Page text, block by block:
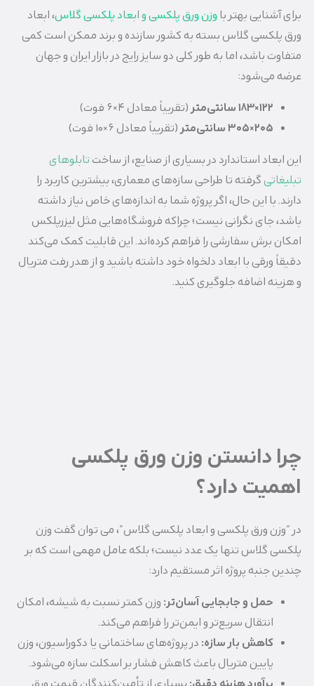
برای آشنایی بهتر با وزن ورق پلکسی و ابعاد پلکسی گلاس، ابعاد
ورق پلکسی گلاس بسته به کشور سازنده و برند ممکن است کمی
متفاوت باشد، اما به طور کلی دو سایز رایج در بازار ایران و جهان
عرضه می‌شود:
122×183 سانتی‌متر (تقریباً معادل 4×6 فوت)
205×305
سانتی‌متر (تقریباً معادل 6×10 فوت)
این ابعاد استاندارد در بسیاری از صنایع، از ساخت تابلوهای
تبلیغاتیگرفته تا طراحی سازه‌های معماری، بیشترین کاربرد را
دارند. با این حال، اگر پروژه شما به اندازه‌های خاص نیاز داشته
باشد، جای نگرانی نیست؛ چراکه فروشگاه‌هایی مثل لیزرپلکس
امکان برش سفارشی را فراهم کرده‌اند. این قابلیت کمک می‌کند
دقیقاً ورقی با ابعاد دلخواه خود داشته باشید و از هدر رفت متریال
و هزینه اضافه جلوگیری کنید.
چرا دانستن وزن ورق پلکسی
اهمیت دارد؟
در “وزن ورق پلکسی و ابعاد پلکسی گلاس”، می توان گفت وزن
پلکسی گلاس تنها یک عدد نیست؛ بلکه عامل مهمی است که بر
چندین جنبه پروژه اثر مستقیم دارد:
حمل و جابجایی آسان‌تر: وزن کمتر نسبت به شیشه، امکان
انتقال سریع‌تر و ایمن‌تر را فراهم می‌کند.
کاهش بار سازه: در پروژه‌های ساختمانی یا دکوراسیون، وزن
پایین متریال باعث کاهش فشار بر اسکلت سازه می‌شود.